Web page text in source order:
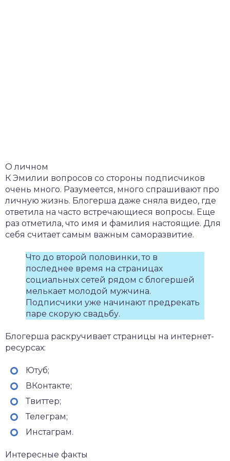
О личном
К Эмилии вопросов со стороны подписчиков
очень много. Разумеется, много спрашивают про
личную жизнь. Блогерша даже сняла видео, где
ответила на часто встречающиеся вопросы. Еще
раз отметила, что имя и фамилия настоящие. Для
себя считает самым важным саморазвитие.
Что до второй половинки, то в
последнее время на страницах
социальных сетей рядом с блогершей
мелькает молодой мужчина.
Подписчики уже начинают предрекать
паре скорую свадьбу.
Блогерша раскручивает страницы на интернет-
ресурсах:
Ютуб;
ВКонтакте;
Твиттер;
Телеграм;
Инстаграм.
Интересные факты